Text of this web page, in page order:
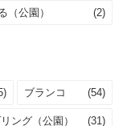
（公園） (2)
ブランコ (54)
ング（公園） (31)